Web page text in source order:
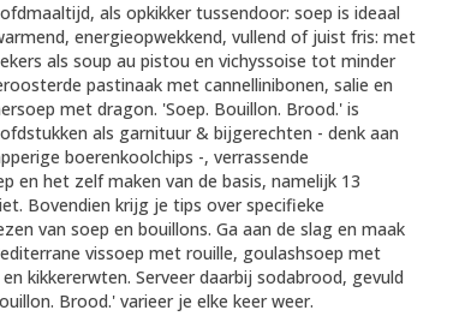
als opkikker tussendoor: soep is ideaal
energieopwekkend, vullend of juist fris: met
als soup au pistou en vichyssoise tot minder
pastinaak met cannellinibonen, salie en
met dragon. 'Soep. Bouillon. Brood.' is
als garnituur & bijgerechten - denk aan
boerenkoolchips -, verrassende
en het zelf maken van de basis, namelijk 13
Bovendien krijg je tips over specifieke
van soep en bouillons. Ga aan de slag en maak
vissoep met rouille, goulashsoep met
kikkererwten. Serveer daarbij sodabrood, gevuld
Brood.' varieer je elke keer weer.